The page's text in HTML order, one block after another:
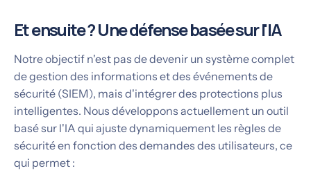
Et ensuite ? Une défense basée sur l'IA
Notre objectif n'est pas de devenir un système complet
de gestion des informations et des événements de
sécurité (SIEM), mais d'intégrer des protections plus
intelligentes. Nous développons actuellement un outil
basé sur l'IA qui ajuste dynamiquement les règles de
sécurité en fonction des demandes des utilisateurs, ce
qui permet :